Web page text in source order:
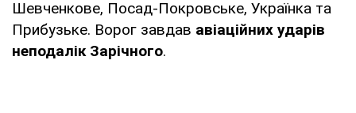
Шевченкове, Посад-Покровське, Українка та
Прибузьке. Ворог завдав авіаційних ударів
неподалік Зарічного.